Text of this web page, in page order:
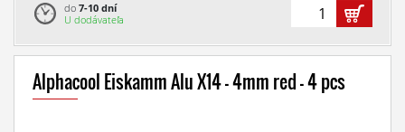
do 7-10 dní
U dodávateľa
Alphacool Eiskamm Alu X14 - 4mm red - 4 pcs